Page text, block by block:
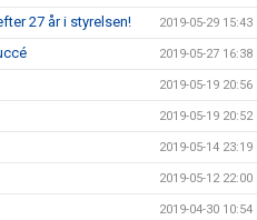
27 år i styrelsen! 2019-05-29 15:43
2019-05-27 16:38
2019-05-19 20:56
2019-05-19 20:52
2019-05-14 23:19
2019-05-12 22:00
2019-04-30 10:54